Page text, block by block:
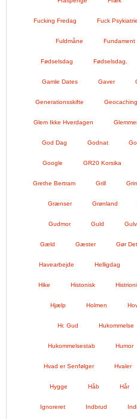
Fucking Fredag Fuck
Fuldmåne Fundament
Fødselsdag Fødselsdag.
Gamle Dates Gaver
Generationsskifte Geocaching
Glem Ikke Hverdagen
God Dag Godnat
Google GR20 Korsika
Grethe Bertram Grill
Grænser Grønland
Gudmor Guld Gulv
Gæld Gæster Gør
Havearbejde Helligdag
Hike Histonisk
Hjælp Holmen
Hr. Gud Hukommelse
Hukommelsestab Humor
Hvad er Senfølger Hvaler
Hygge Håb Hår
Ignoreret Indbrud